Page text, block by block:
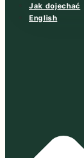
Jak dojechać
English